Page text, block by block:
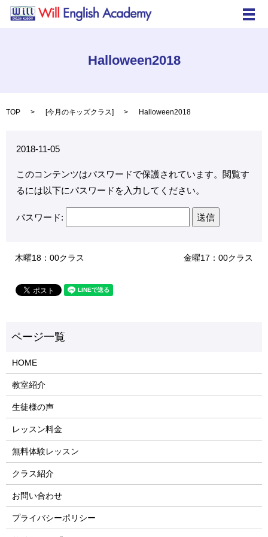
メ
Halloween2018
TOP [今月のキッズクラス] Halloween2018
2018-11-05
このコンテンツはパスワードで保護されています。閲覧す
るには以下にパスワードを入力してください。
パスワード:
木曜18：00クラス 金曜17：00クラス
HOME
教室紹介
生徒様の声
レッスン料金
無料体験レッスン
クラス紹介
お問い合わせ
プライバシーポリシー